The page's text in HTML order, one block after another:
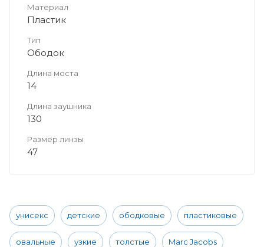
Материал
Пластик
Тип
Ободок
Длина моста
14
Длина заушника
130
Размер линзы
47
унисекс детские ободковые пластиковые
овальные узкие толстые Marc Jacobs